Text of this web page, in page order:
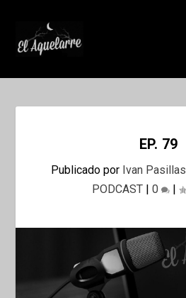
EP. 79
Publicado por Ivan Pasillas
PODCAST| 0 |